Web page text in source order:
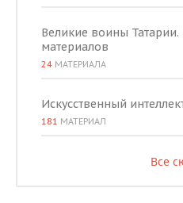
Великие воины Татарии.
материалов
24 МАТЕРИАЛА
Искусственный
181 МАТЕРИАЛ
Все